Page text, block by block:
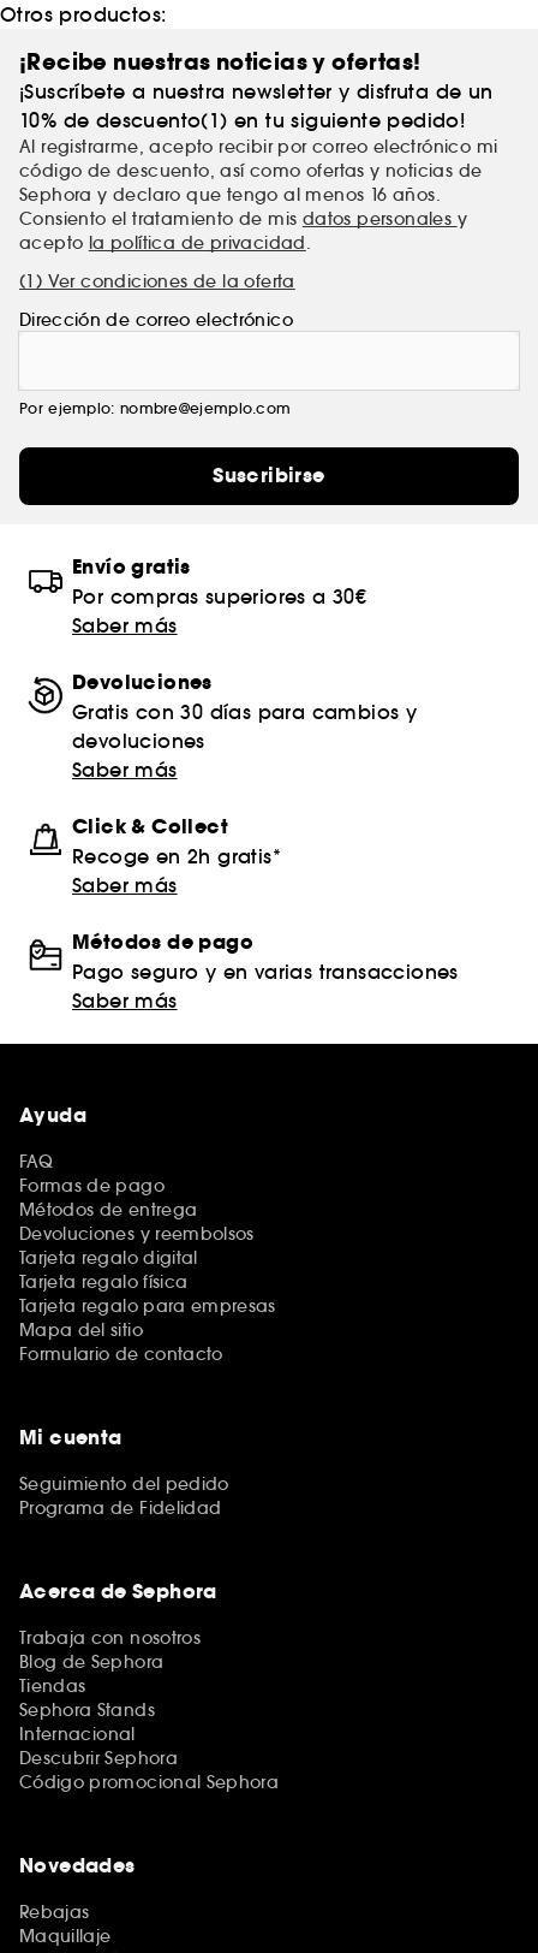
Otros productos:
¡Recibe nuestras noticias y ofertas!
¡Suscríbete a nuestra newsletter y disfruta de un
10% de descuento(1) en tu siguiente pedido!
Al registrarme, acepto recibir por correo electrónico mi
código de descuento, así como ofertas y noticias de
Sephora y declaro que tengo al menos 16 años.
Consiento el tratamiento de mis datos personales y
acepto la política de privacidad.
(1) Ver condiciones de la oferta
Dirección de correo electrónico
Por ejemplo: nombre@ejemplo.com
Suscribirse
Envío gratis
Por compras superiores a 30€
Saber más
Devoluciones
Gratis con 30 días para cambios y
devoluciones
Saber más
Click & Collect
Recoge en 2h gratis*
Saber más
Métodos de pago
Pago seguro y en varias transacciones
Saber más
Ayuda
FAQ
Formas de pago
Métodos de entrega
Devoluciones y reembolsos
Tarjeta regalo digital
Tarjeta regalo física
Tarjeta regalo para empresas
Mapa del sitio
Formulario de contacto
Mi cuenta
Seguimiento del pedido
Programa de Fidelidad
Acerca de Sephora
Trabaja con nosotros
Blog de Sephora
Tiendas
Sephora Stands
Internacional
Descubrir Sephora
Código promocional Sephora
Novedades
Rebajas
Maquillaje